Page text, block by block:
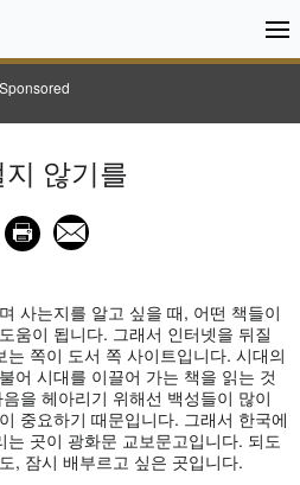
Sponsored
않기를
사는지를 알고 싶을 때, 어떤 책들이
움이 됩니다. 그래서 인터넷을 뒤질
쪽이 도서 쪽 사이트입니다. 시대의
어 시대를 이끌어 가는 책을 읽는 것
을 헤아리기 위해선 백성들이 많이
중요하기 때문입니다. 그래서 한국에
곳이 광화문 교보문고입니다. 되도
, 잠시 배부르고 싶은 곳입니다.